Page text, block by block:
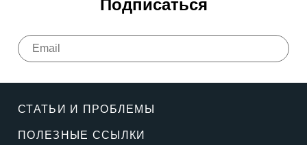
Подписаться
СТАТЬИ И ПРОБЛЕМЫ
ПОЛЕЗНЫЕ ССЫЛКИ